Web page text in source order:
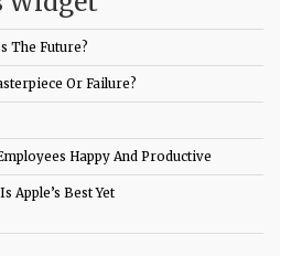
The Future?
Or Failure?
Happy And Productive
Apple’s Best Yet